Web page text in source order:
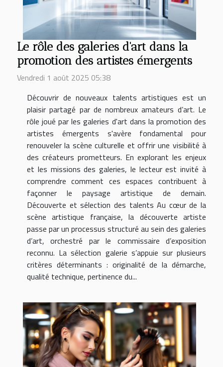
Le rôle des galeries d'art dans la
promotion des artistes émergents
Vendredi 1 août 2025 05:38
Découvrir de nouveaux talents artistiques est un
plaisir partagé par de nombreux amateurs d’art. Le
rôle joué par les galeries d'art dans la promotion des
artistes émergents s'avère fondamental pour
renouveler la scène culturelle et offrir une visibilité à
des créateurs prometteurs. En explorant les enjeux
et les missions des galeries, le lecteur est invité à
comprendre comment ces espaces contribuent à
façonner le paysage artistique de demain.
Découverte et sélection des talents Au cœur de la
scène artistique française, la découverte artiste
passe par un processus structuré au sein des galeries
d’art, orchestré par le commissaire d’exposition
reconnu. La sélection galerie s’appuie sur plusieurs
critères déterminants : originalité de la démarche,
qualité technique, pertinence du...